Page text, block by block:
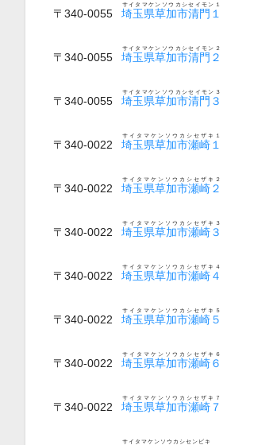
〒340-0055 埼玉県草加市清門１
サイタマケンソウカシセイモン１
〒340-0055 埼玉県草加市清門２
サイタマケンソウカシセイモン２
〒340-0055 埼玉県草加市清門３
サイタマケンソウカシセイモン３
〒340-0022 埼玉県草加市瀬崎１
サイタマケンソウカシセザキ１
〒340-0022 埼玉県草加市瀬崎２
サイタマケンソウカシセザキ２
〒340-0022 埼玉県草加市瀬崎３
サイタマケンソウカシセザキ３
〒340-0022 埼玉県草加市瀬崎４
サイタマケンソウカシセザキ４
〒340-0022 埼玉県草加市瀬崎５
サイタマケンソウカシセザキ５
〒340-0022 埼玉県草加市瀬崎６
サイタマケンソウカシセザキ６
〒340-0022 埼玉県草加市瀬崎７
サイタマケンソウカシセザキ７
サイタマケンソウカシセンビキ